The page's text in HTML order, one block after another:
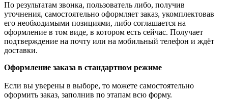
По результатам звонка, пользователь либо, получив
уточнения, самостоятельно оформляет заказ, укомплектовав
его необходимыми позициями, либо соглашается на
оформление в том виде, в котором есть сейчас. Получает
подтверждение на почту или на мобильный телефон и ждёт
доставки.
Оформление заказа в стандартном режиме
Если вы уверены в выборе, то можете самостоятельно
оформить заказ, заполнив по этапам всю форму.